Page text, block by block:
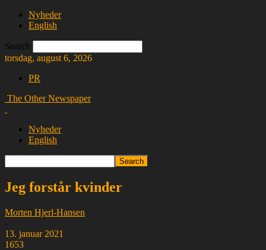
Nyheder
English
Search
torsdag, august 6, 2026
PR
The Other Newspaper
Nyheder
English
Jeg forstår kvinder
Morten Hjerl-Hansen
-
13. januar 2021
1653